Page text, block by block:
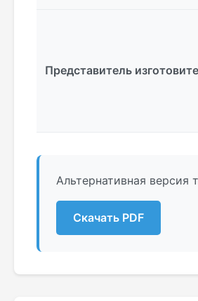
Представитель
Альтернативная версия
Скачать PDF